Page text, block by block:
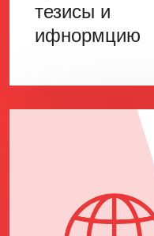
тезисы и
ифнормцию